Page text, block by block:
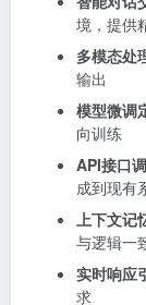
境，提供
多模态处
输出
模型微调
向训练
API接口
成到现有
上下文记
与逻辑一
实时响应
求